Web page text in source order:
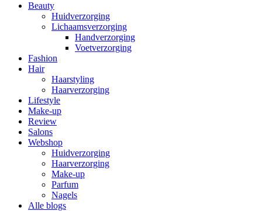
Beauty
Huidverzorging
Lichaamsverzorging
Handverzorging
Voetverzorging
Fashion
Hair
Haarstyling
Haarverzorging
Lifestyle
Make-up
Review
Salons
Webshop
Huidverzorging
Haarverzorging
Make-up
Parfum
Nagels
Alle blogs